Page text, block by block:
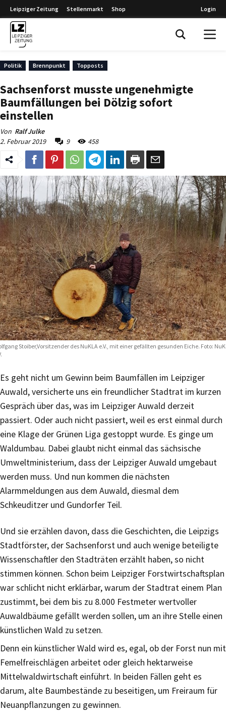
Leipziger Zeitung Stellenmarkt Shop Login
Politik Brennpunkt Topposts
Sachsenforst musste ungenehmigte
Baumfällungen bei Dölzig sofort
einstellen
Von Ralf Julke
2. Februar 2019
9 458
Stoiber,Vorsitzender des NuKLA e.V., mit einer gefällten gesunden Eiche. Foto:
Es geht nicht um Gewinn beim Baumfällen im Leipziger
Auwald, versicherte uns ein freundlicher Stadtrat im kurzen
Gespräch über das, was im Leipziger Auwald derzeit
passiert. Oder auch nicht passiert, weil es erst einmal durch
eine Klage der Grünen Liga gestoppt wurde. Es ginge um
Waldumbau. Dabei glaubt nicht einmal das sächsische
Umweltministerium, dass der Leipziger Auwald umgebaut
werden muss. Und nun kommen die nächsten
Alarmmeldungen aus dem Auwald, diesmal dem
Schkeuditzer und Gundorfer Teil.
Und sie erzählen davon, dass die Geschichten, die Leipzigs
Stadtförster, der Sachsenforst und auch wenige beteiligte
Wissenschaftler den Stadträten erzählt haben, so nicht
stimmen können. Schon beim Leipziger Forstwirtschaftsplan
war schlicht nicht erklärbar, warum der Stadtrat einem Plan
zustimmt, bei dem bis zu 8.000 Festmeter wertvoller
Auwaldbäume gefällt werden sollen, um an ihre Stelle einen
künstlichen Wald zu setzen.
Denn ein künstlicher Wald wird es, egal, ob der Forst nun mit
Femelfreischlägen arbeitet oder gleich hektarweise
Mittelwaldwirtschaft einführt. In beiden Fällen geht es
darum, alte Baumbestände zu beseitigen, um Freiraum für
Neuanpflanzungen zu gewinnen.